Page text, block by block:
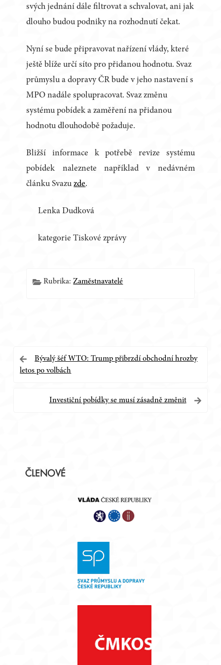
svých jednání dále filtrovat a schvalovat, ani jak
dlouho budou podniky na rozhodnutí čekat.
Nyní se bude připravovat nařízení vlády, které
ještě blíže určí síto pro přidanou hodnotu. Svaz
průmyslu a dopravy ČR bude v jeho nastavení s
MPO nadále spolupracovat. Svaz změnu
systému pobídek a zaměření na přidanou
hodnotu dlouhodobě požaduje.
Bližší informace k potřebě revize systému
pobídek naleznete například v nedávném
článku Svazuzde.
Lenka Dudková
kategorie Tiskové zprávy
Rubrika:Zaměstnavatelé
Navigace
příspěvek
Bývalý šéf WTO: Trump přibrzdí obchodní hrozby
letos po volbách
Investiční pobídky se musí zásadně změnit
ČLENOVÉ